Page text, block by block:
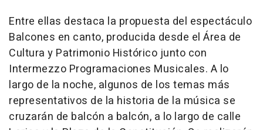
Entre ellas destaca la propuesta del espectáculo
Balcones en canto, producida desde el Área de
Cultura y Patrimonio Histórico junto con
Intermezzo Programaciones Musicales. A lo
largo de la noche, algunos de los temas más
representativos de la historia de la música se
cruzarán de balcón a balcón, a lo largo de calle